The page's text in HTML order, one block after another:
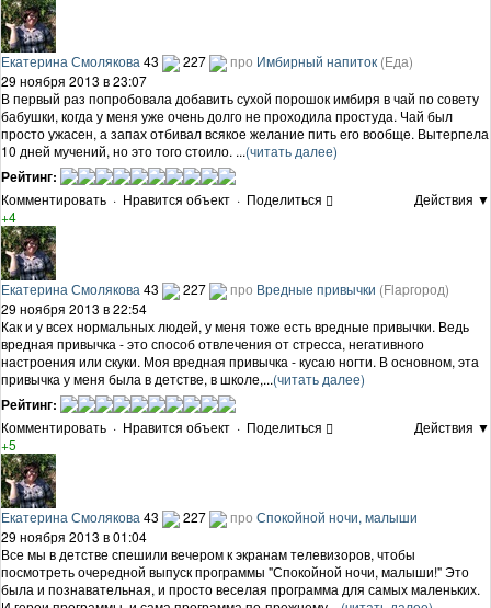
Екатерина Смолякова 43 227 про Имбирный напиток (Еда)
29 ноября 2013 в 23:07
В первый раз попробовала добавить сухой порошок имбиря в чай по совету
бабушки, когда у меня уже очень долго не проходила простуда. Чай был
просто ужасен, а запах отбивал всякое желание пить его вообще. Вытерпела
10 дней мучений, но это того стоило. ...(читать далее)
Рейтинг:
Комментировать · Нравится объект · Поделиться
Действия ▼
+4
Екатерина Смолякова 43 227 про Вредные привычки (Flapгород)
29 ноября 2013 в 22:54
Как и у всех нормальных людей, у меня тоже есть вредные привычки. Ведь
вредная привычка - это способ отвлечения от стресса, негативного
настроения или скуки. Моя вредная привычка - кусаю ногти. В основном, эта
привычка у меня была в детстве, в школе,...(читать далее)
Рейтинг:
Комментировать · Нравится объект · Поделиться
Действия ▼
+5
Екатерина Смолякова 43 227 про Спокойной ночи, малыши
29 ноября 2013 в 01:04
Все мы в детстве спешили вечером к экранам телевизоров, чтобы
посмотреть очередной выпуск программы "Спокойной ночи, малыши!" Это
была и познавательная, и просто веселая программа для самых маленьких.